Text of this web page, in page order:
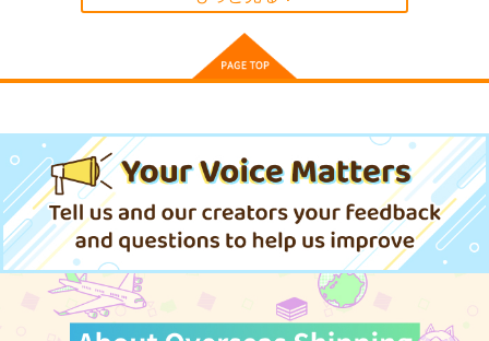
探偵モンテ・クリスト
完全幻覚本
Owen
944 円（税込）
Fate/Grand Order
巌窟王 モンテ・クリスト
藤丸立香
サンプル
斎藤一の本を出すサー
2,357 円 （税込）
斎藤一
LACKGAKIBOX2025
珈琲紳士の部屋
3,144円（税込）
Fate/Grand Order
藤堂平助
一文字則宗
岡田以蔵
作品詳細
compass
Fate/GOMEMO10
ローテクロケッツ
629円（税込）
Fate/Grand Order
藤丸立香
マシュ・キリエライト
サンプル
カート
ざらめの切れ端
専売 1,572円（税込）
マシュ・キリエライト
オールキャラ
星々のアンカー
887円（税込）
Fate/Grand Order
藤丸立香
マシュ・キリエライト
サンプル